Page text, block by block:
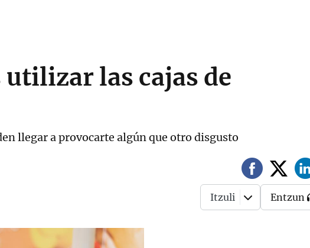
utilizar las cajas de
llegar a provocarte algún que otro disgusto
Itzuli Entzun